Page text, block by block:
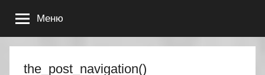
содержимому
Меню
the_post_navigation()